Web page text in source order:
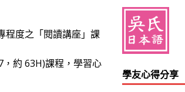
程度之「閱讀講座」課
約 63H)課程，學習心
學友心得分享